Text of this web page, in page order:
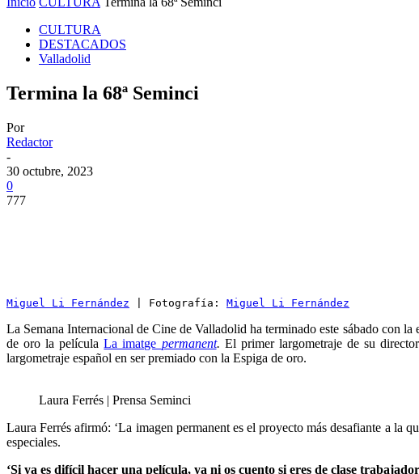
CULTURA
DESTACADOS
Valladolid
Termina la 68ª Seminci
Por
Redactor
-
30 octubre, 2023
0
777
Miguel Li Fernández | Fotografía: Miguel Li Fernández
La Semana Internacional de Cine de Valladolid ha terminado este sábado con
de oro la películaLa imatge permanent. El primer largometraje de su
largometraje español en ser premiado con la Espiga de oro.
Laura Ferrés | Prensa Seminci
Laura Ferrés afirmó: ‘La imagen permanent es el proyecto más desafiante a la
especiales.
‘Si ya es difícil hacer una película, ya ni os cuento si eres de clase